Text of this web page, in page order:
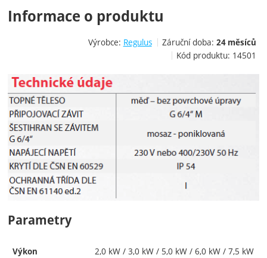
Informace o produktu
Výrobce: Regulus Záruční doba: 24 měsíců
Kód produktu: 14501
Parametry
Výkon
2,0 kW / 3,0 kW / 5,0 kW / 6,0 kW / 7,5 kW